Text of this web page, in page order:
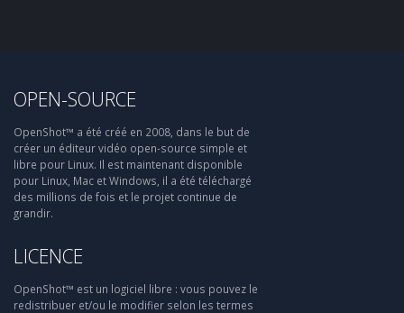
OPEN-SOURCE
OpenShot™ a été créé en 2008, dans le but de
créer un éditeur vidéo open-source simple et
libre pour Linux. Il est maintenant disponible
pour Linux, Mac et Windows, il a été téléchargé
des millions de fois et le projet continue de
grandir.
LICENCE
OpenShot™ est un logiciel libre : vous pouvez le
redistribuer et/ou le modifier selon les termes